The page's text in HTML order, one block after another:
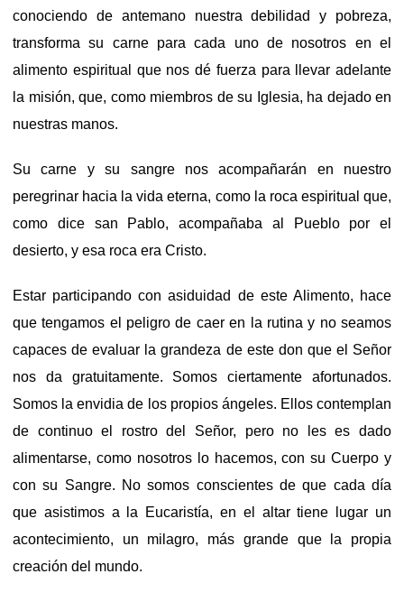
conociendo de antemano nuestra debilidad y pobreza,
transforma su carne para cada uno de nosotros en el
alimento espiritual que nos dé fuerza para llevar adelante
la misión, que, como miembros de su Iglesia, ha dejado en
nuestras manos.
Su carne y su sangre nos acompañarán en nuestro
peregrinar hacia la vida eterna, como la roca espiritual que,
como dice san Pablo, acompañaba al Pueblo por el
desierto, y esa roca era Cristo.
Estar participando con asiduidad de este Alimento, hace
que tengamos el peligro de caer en la rutina y no seamos
capaces de evaluar la grandeza de este don que el Señor
nos da gratuitamente. Somos ciertamente afortunados.
Somos la envidia de los propios ángeles. Ellos contemplan
de continuo el rostro del Señor, pero no les es dado
alimentarse, como nosotros lo hacemos, con su Cuerpo y
con su Sangre. No somos conscientes de que cada día
que asistimos a la Eucaristía, en el altar tiene lugar un
acontecimiento, un milagro, más grande que la propia
creación del mundo.